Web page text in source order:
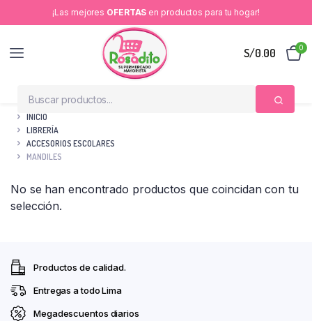
¡Las mejores OFERTAS en productos para tu hogar!
S/0.00 0
INICIO
LIBRERÍA
ACCESORIOS ESCOLARES
MANDILES
No se han encontrado productos que coincidan con tu
selección.
Productos de calidad.
Entregas a todo Lima
Megadescuentos diarios